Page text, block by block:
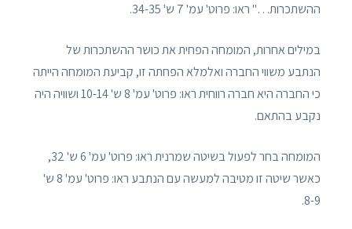
ההשתכרות…" ראו: פרוט' עמ' 7 ש' 34-35.
במילים אחרות, המומחה הפחית את כושר ההשתכרות של
הנתבע משווי החברה ואלמלא הפחתה זו, קביעת המומחה הייתה
כי החברה היא חברה רווחית ראו: פרוט' עמ' 8 ש' 10-14 ושוויה היה
נקבע בהתאם.
המומחה בחר לפעול בשיטה שמרנית ראו: פרוט' עמ' 6 ש' 32,
כאשר שיטה זו מטיבה למעשה עם הנתבע ראו: פרוט' עמ' 8 ש'
8-9.